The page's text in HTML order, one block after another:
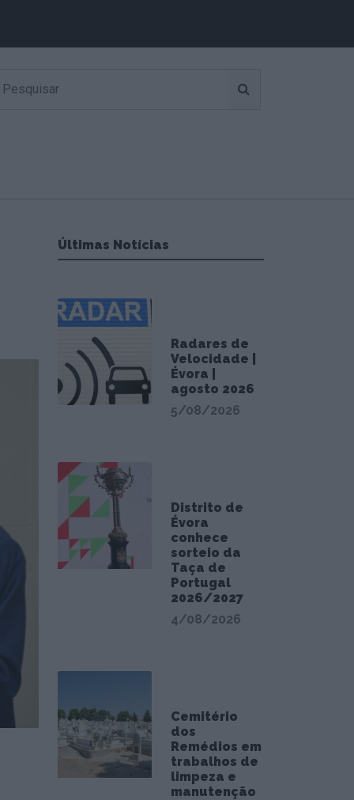
Últimas Notícias
Radares de
Velocidade |
Évora |
agosto 2026
5/08/2026
Distrito de
Évora
conhece
sorteio da
Taça de
Portugal
2026/2027
4/08/2026
Cemitério
dos
Remédios em
trabalhos de
limpeza e
manutenção